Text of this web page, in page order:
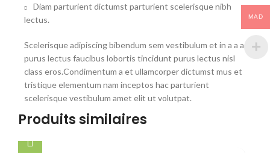
Diam parturient dictumst parturient scelerisque nibh
lectus.
Scelerisque adipiscing bibendum sem vestibulum et in a a a
purus lectus faucibus lobortis tincidunt purus lectus nisl
class eros.Condimentum a et ullamcorper dictumst mus et
tristique elementum nam inceptos hac parturient
scelerisque vestibulum amet elit ut volutpat.
Produits similaires
MAD